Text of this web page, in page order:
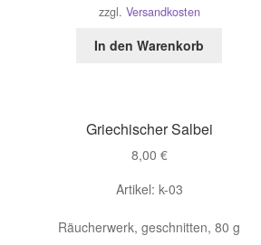
zzgl. Versandkosten
In den Warenkorb
Griechischer Salbei
8,00 €
Artikel: k-03
Räucherwerk, geschnitten, 80 g